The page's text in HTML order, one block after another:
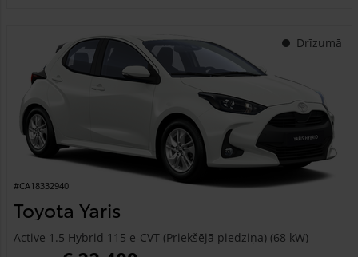
Drīzumā
#CA18332940
Toyota Yaris
Active 1.5 Hybrid 115 e-CVT (Priekšējā piedziņa) (68 kW)